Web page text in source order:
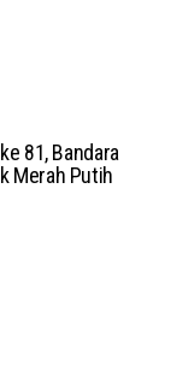
81, Bandara
Merah Putih